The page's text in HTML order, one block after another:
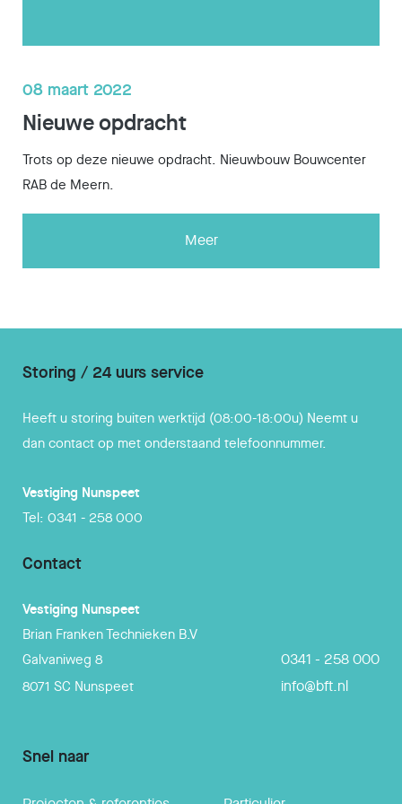
08 maart 2022
Nieuwe opdracht
Trots op deze nieuwe opdracht. Nieuwbouw Bouwcenter
RAB de Meern.
Meer
Storing / 24 uurs service
Heeft u storing buiten werktijd (08:00-18:00u) Neemt u
dan contact op met onderstaand telefoonnummer.
Vestiging Nunspeet
Tel: 0341 - 258 000
Contact
Vestiging Nunspeet
Brian Franken Technieken B.V
Galvaniweg 8
8071 SC Nunspeet
0341 - 258 000
info@bft.nl
Snel naar